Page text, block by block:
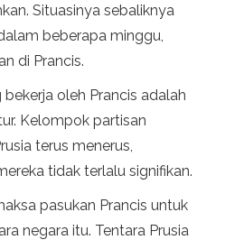
Situasinya sebaliknya
beberapa minggu,
di Prancis.
oleh Prancis adalah
Kelompok partisan
terus menerus,
tidak terlalu signifikan.
pasukan Prancis untuk
negara itu. Tentara Prusia